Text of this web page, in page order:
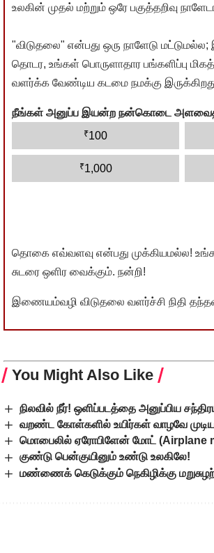
உலகின் முதல் மற்றும் ஒரே பகுத்தறிவு
"விடுதலை" என்பது ஒரு நாளேடு
தொடர, உங்கள் பொருளாதார பங்களிப்பு
வளர்க்க வேண்டிய கடமை நமக்கு
நீங்கள் அனுப்ப இயன்ற நன்கொடை அளவைத்
₹100
₹1,000
தொகை எவ்வளவு என்பது முக்கியமல்ல!
சுடரை ஒளிர வைக்கும். நன்றி!
இணையம்வழி விடுதலை வளர்ச்சி நிதி
You Might Also Like
நிலவில் நீர்! ஒளிப்படத்தை அனுப்பிய
வறண்ட கோள்களில் உயிர்கள் வாழவே
மொபைலில் ஏரோபிளேன் மோட் (Airplane
குண்டு பென்குயினும் உண்டு உலகிலே!
மண்ணைக் கெடுக்கும் நெகிழிக்கு